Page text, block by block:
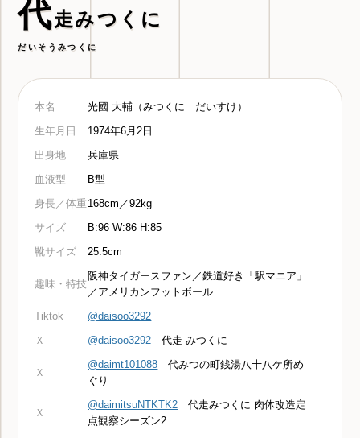
代走みつくに
だいそうみつくに
本名
光國 大輔（みつくに だいすけ）
生年月日
1974年6月2日
出身地
兵庫県
血液型
B型
身長／体重 168cm／92kg
サイズ
B:96 W:86 H:85
靴サイズ
25.5cm
趣味・特技
阪神タイガースファン／鉄道好き「駅マニア」
／アメリカンフットボール
Tiktok
@daisoo3292
Ｘ
@daisoo3292 代走 みつくに
Ｘ
@daimt101088 代みつの町銭湯八十八ケ所め
ぐり
Ｘ
@daimitsuNTKTK2
代走みつくに 肉体改造定
点観察シーズン2